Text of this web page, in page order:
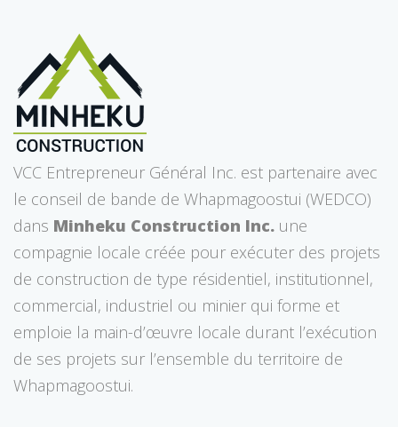
VCC Entrepreneur Général Inc. est partenaire avec
le conseil de bande de Whapmagoostui (WEDCO)
dans Minheku Construction Inc. une
compagnie locale créée pour exécuter des projets
de construction de type résidentiel, institutionnel,
commercial, industriel ou minier qui forme et
emploie la main-d’œuvre locale durant l’exécution
de ses projets sur l’ensemble du territoire de
Whapmagoostui.